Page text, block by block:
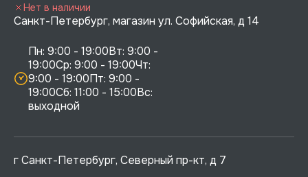
Санкт-Петербург, магазин ул. Софийская, д 14
Пн: 9:00 - 19:00Вт: 9:00 -
19:00Ср: 9:00 - 19:00Чт:
9:00 - 19:00Пт: 9:00 -
19:00Сб: 11:00 - 15:00Вс:
выходной
Нет в наличии
г Санкт-Петербург, Северный пр-кт, д 7